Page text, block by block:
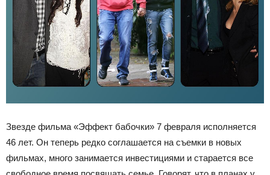
Звезде фильма «Эффект бабочки» 7 февраля исполняется
46 лет. Он теперь редко соглашается на съемки в новых
фильмах, много занимается инвестициями и старается все